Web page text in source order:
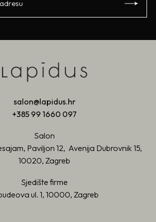
salon@lapidus.hr
+385 99 1660 097
Salon
Paviljon 12, Avenija Dubrovnik 15,
10020, Zagreb
Sjedište firme
ul. 1, 10000, Zagreb